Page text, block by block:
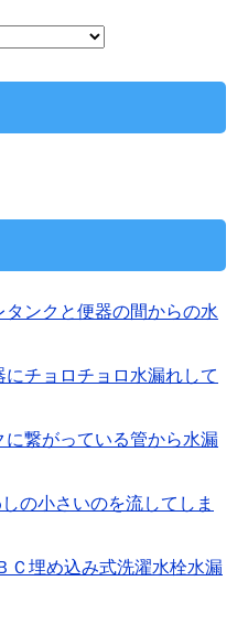
ンクと便器の間からの水
チョロチョロ水漏れして
に繋がっている管から水漏
の小さいのを流してしま
Ｃ埋め込み式洗濯水栓水漏